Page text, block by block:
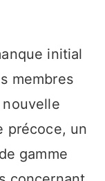
initial
membres
précoce, un
gamme